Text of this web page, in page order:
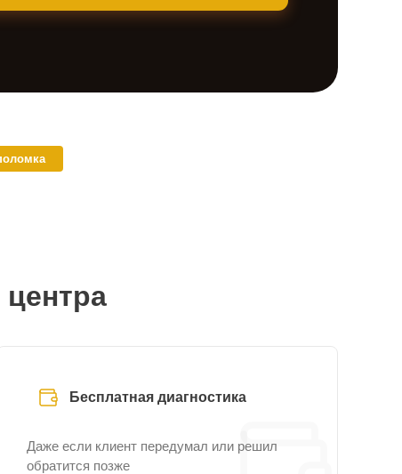
Бесплатная диагностика
Даже если клиент передумал или решил
обратится позже